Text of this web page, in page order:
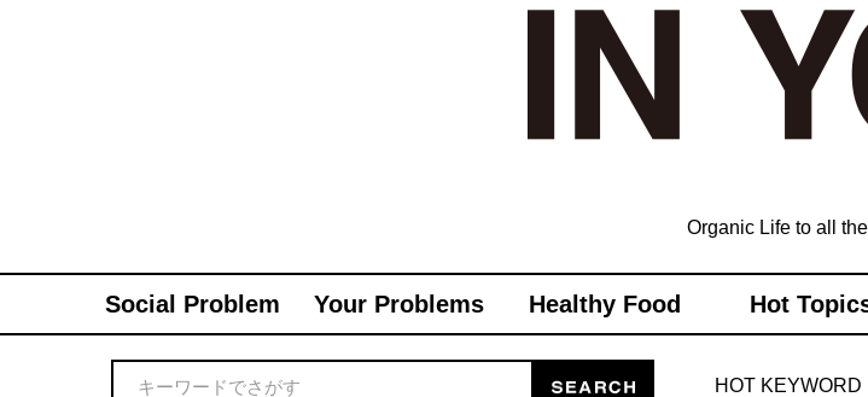
Organic Life to all
Social Problem Your Problems Healthy Food Hot
HOT KEYWORD